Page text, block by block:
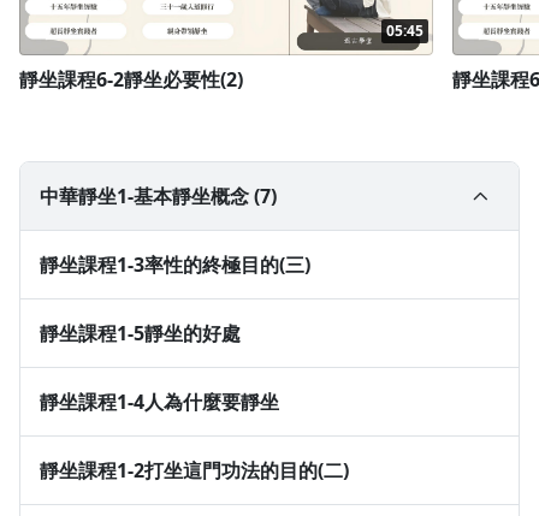
05:45
靜坐課程6-2靜坐必要性(2) 靜坐課程
中華靜坐1-基本靜坐概念 (7)
靜坐課程1-3率性的終極目的(三)
靜坐課程1-5靜坐的好處
靜坐課程1-4人為什麼要靜坐
靜坐課程1-2打坐這門功法的目的(二)